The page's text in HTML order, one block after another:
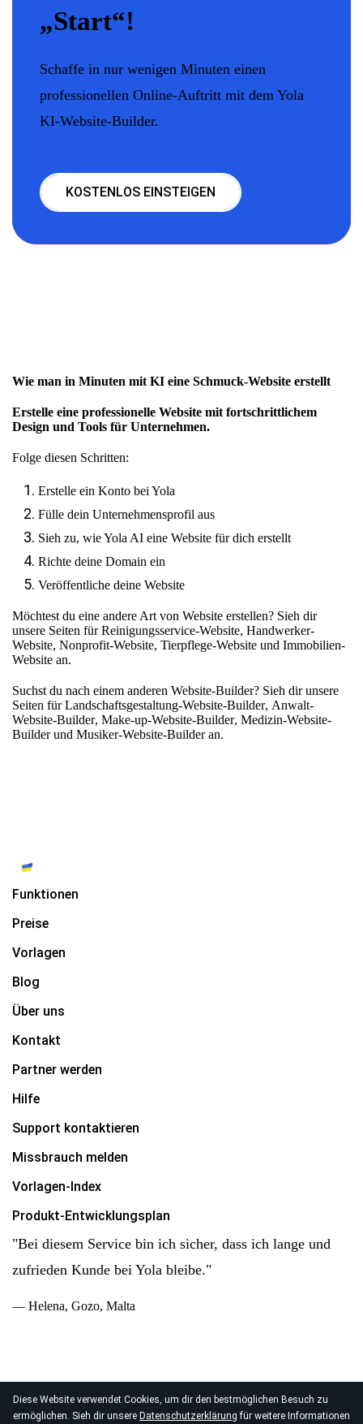
Diese Website verwendet Cookies, um dir den bestmöglichen Besuch zu
ermöglichen. Sieh dir unsere Datenschutzerklärung für weitere Informationen
„Start“!
Schaffe in nur wenigen Minuten einen
professionellen Online-Auftritt mit dem Yola
KI-Website-Builder.
KOSTENLOS EINSTEIGEN
Wie man in Minuten mit KI eine Schmuck-Website erstellt
Erstelle eine professionelle Website mit fortschrittlichem
Design und Tools für Unternehmen.
Folge diesen Schritten:
Erstelle ein Konto bei Yola
Fülle dein Unternehmensprofil aus
Sieh zu, wie Yola AI eine Website für dich erstellt
Richte deine Domain ein
Veröffentliche deine Website
Möchtest du eine andere Art von Website erstellen? Sieh dir
unsere Seiten fürReinigungsservice-Website, Handwerker-
Website, Nonprofit-Website, Tierpflege-Website und Immobilien-
Website an.
Suchst du nach einem anderen Website-Builder? Sieh dir unsere
Seiten fürLandschaftsgestaltung-Website-Builder, Anwalt-
Website-Builder, Make-up-Website-Builder, Medizin-Website-
Builderund Musiker-Website-Builderan.
Funktionen
Preise
Vorlagen
Blog
Über uns
Kontakt
Partner werden
Hilfe
Support kontaktieren
Missbrauch melden
Vorlagen-Index
Produkt-Entwicklungsplan
"Bei diesem Service bin ich sicher, dass ich lange und
zufrieden Kunde bei Yola bleibe."
— Helena, Gozo, Malta
© 2026